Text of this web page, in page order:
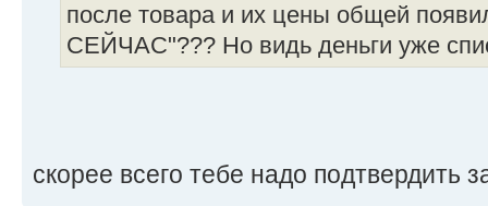
после товара и их цены общей
СЕЙЧАС"??? Но видь деньги уже
скорее всего тебе надо подтвердить